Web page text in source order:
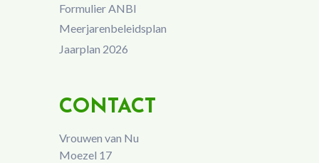
Formulier ANBI
Meerjarenbeleidsplan
Jaarplan 2026
CONTACT
Vrouwen van Nu
Moezel 17